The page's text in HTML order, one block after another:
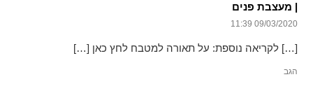
| מעצבת פנים
09/03/2020 11:39
[…] לקריאה נוספת: על תאורה למטבח לחץ כאן […]
הגב